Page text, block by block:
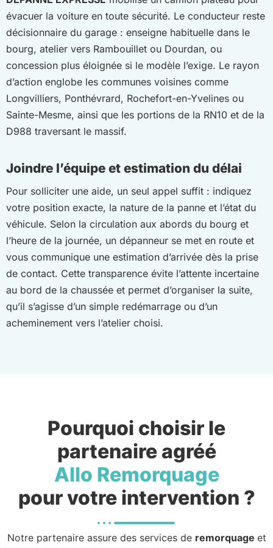
évacuer la voiture en toute sécurité. Le conducteur reste
décisionnaire du garage : enseigne habituelle dans le
bourg, atelier vers Rambouillet ou Dourdan, ou
concession plus éloignée si le modèle l’exige. Le rayon
d’action englobe les communes voisines comme
Longvilliers, Ponthévrard, Rochefort-en-Yvelines ou
Sainte-Mesme, ainsi que les portions de la RN10 et de la
D988 traversant le massif.
Joindre l’équipe et estimation du délai
Pour solliciter une aide, un seul appel suffit : indiquez
votre position exacte, la nature de la panne et l’état du
véhicule. Selon la circulation aux abords du bourg et
l’heure de la journée, un dépanneur se met en route et
vous communique une estimation d’arrivée dès la prise
de contact. Cette transparence évite l’attente incertaine
au bord de la chaussée et permet d’organiser la suite,
qu’il s’agisse d’un simple redémarrage ou d’un
acheminement vers l’atelier choisi.
Pourquoi choisir le
partenaire agréé
Allo Remorquage
pour votre intervention ?
Notre partenaire assure des services de remorquage et